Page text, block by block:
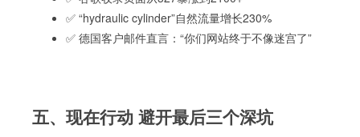
✅ “hydraulic cylinder”自然流量增长230%
✅ 德国客户邮件直言：“你们网站终于不像迷宫了”
五、现在行动 避开最后三个深坑